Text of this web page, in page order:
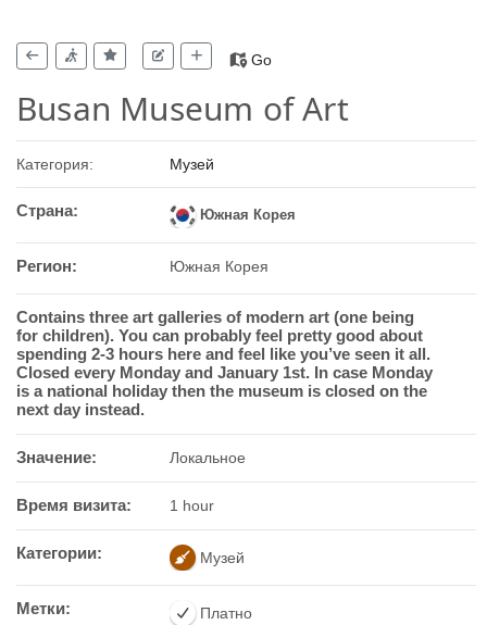
Go
Busan Museum of Art
Категория: Музей
Страна: Южная Корея
Регион: Южная Корея
Contains three art galleries of modern art (one being
for children). You can probably feel pretty good about
spending 2-3 hours here and feel like you’ve seen it all.
Closed every Monday and January 1st. In case Monday
is a national holiday then the museum is closed on the
next day instead.
Значение: Локальное
Время визита: 1 hour
Категории: Музей
Метки: Платно